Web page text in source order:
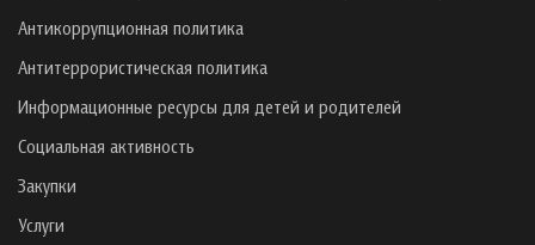
Антикоррупционная политика
Антитеррористическая политика
Информационные ресурсы для детей и родителей
Социальная активность
Закупки
Услуги